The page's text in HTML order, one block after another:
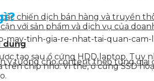
chiến dịch bán hàng và truyền
với sản phẩm và dịch vụ của
dung
ý tưởng cho content theo từng
tạo sau ổ cứng HDD laptop.
chip nhớ. Vì thế, ổ cứng SSD